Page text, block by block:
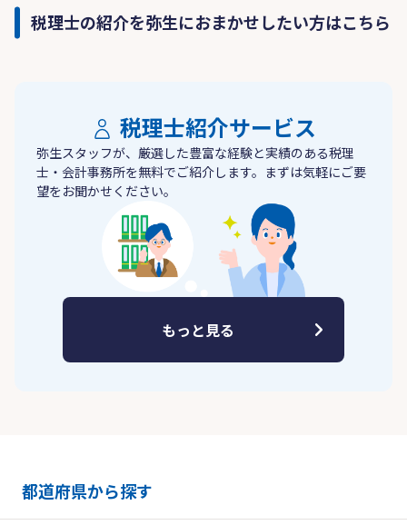
税理士の紹介を弥生におまかせしたい方はこちら
税理士紹介サービス
弥生スタッフが、厳選した豊富な経験と実績のある税理
士・会計事務所を無料でご紹介します。まずは気軽にご要
望をお聞かせください。
もっと見る
都道府県から探す